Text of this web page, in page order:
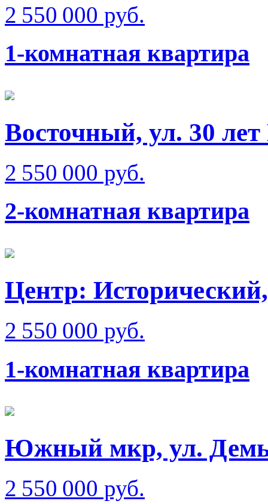
2 550 000 руб.
1-комнатная квартира
Восточный, ул. 30
2 550 000 руб.
2-комнатная квартира
Центр:
2 550 000 руб.
1-комнатная квартира
Южный мкр, ул.
2 550 000 руб.